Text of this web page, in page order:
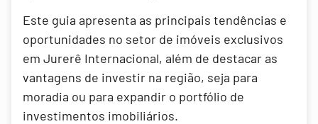
Este guia apresenta as principais tendências e
oportunidades no setor de imóveis exclusivos
em Jurerê Internacional, além de destacar as
vantagens de investir na região, seja para
moradia ou para expandir o portfólio de
investimentos imobiliários.